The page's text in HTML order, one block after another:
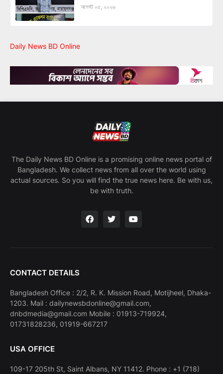
আগস্ট ০৫, ২০২৬
Daily News BD Online
The Daily News BD Online is a promising online news portal of
Bangladesh. We collect news from all over the world using
actual sources. So you will find the true news here. Be with us,
be with truth.
CONTACT DETAILS
Bangladesh Office : 2/2, R. K. Mission Road, Motijheel, Dhaka-
1203. Mail : dailynewsbdonline@gmail.com,
dnbdmedia@gmail.com Mobile : 01913-719924,
01731828236, 01919-667217
USA OFFICE
109-17 205th St, Saint Albans, NY 11412. Phone : +1 (718)